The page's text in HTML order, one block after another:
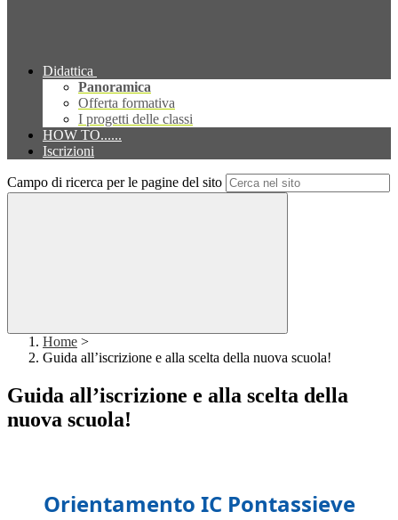
Didattica
Panoramica
Offerta formativa
I progetti delle classi
HOW TO......
Iscrizioni
Campo di ricerca per le pagine del sito
Home >
Guida all’iscrizione e alla scelta della nuova scuola!
Guida all’iscrizione e alla scelta della
nuova scuola!
Orientamento IC Pontassieve